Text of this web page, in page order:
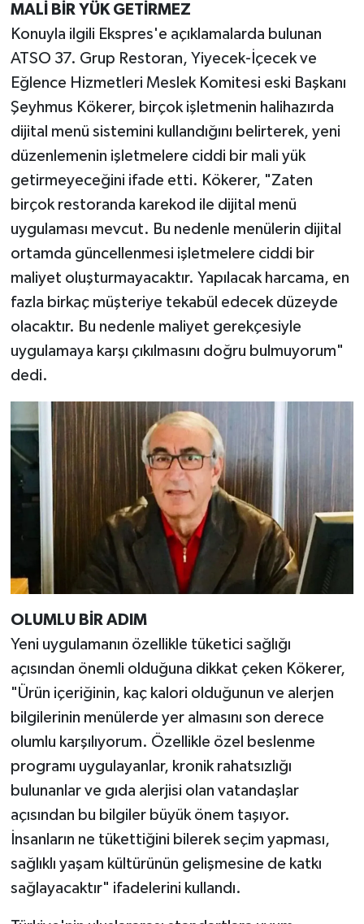
MALİ BİR YÜK GETİRMEZ
Konuyla ilgili Ekspres'e açıklamalarda bulunan
ATSO 37. Grup Restoran, Yiyecek-İçecek ve
Eğlence Hizmetleri Meslek Komitesi eski Başkanı
Şeyhmus Kökerer, birçok işletmenin halihazırda
dijital menü sistemini kullandığını belirterek, yeni
düzenlemenin işletmelere ciddi bir mali yük
getirmeyeceğini ifade etti. Kökerer, "Zaten
birçok restoranda karekod ile dijital menü
uygulaması mevcut. Bu nedenle menülerin dijital
ortamda güncellenmesi işletmelere ciddi bir
maliyet oluşturmayacaktır. Yapılacak harcama, en
fazla birkaç müşteriye tekabül edecek düzeyde
olacaktır. Bu nedenle maliyet gerekçesiyle
uygulamaya karşı çıkılmasını doğru bulmuyorum"
dedi.
OLUMLU BİR ADIM
Yeni uygulamanın özellikle tüketici sağlığı
açısından önemli olduğuna dikkat çeken Kökerer,
"Ürün içeriğinin, kaç kalori olduğunun ve alerjen
bilgilerinin menülerde yer almasını son derece
olumlu karşılıyorum. Özellikle özel beslenme
programı uygulayanlar, kronik rahatsızlığı
bulunanlar ve gıda alerjisi olan vatandaşlar
açısından bu bilgiler büyük önem taşıyor.
İnsanların ne tükettiğini bilerek seçim yapması,
sağlıklı yaşam kültürünün gelişmesine de katkı
sağlayacaktır" ifadelerini kullandı.